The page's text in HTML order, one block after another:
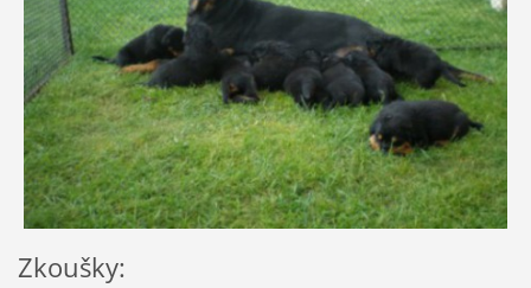
Zkoušky: